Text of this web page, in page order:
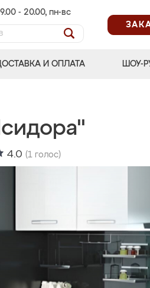
- 20.00, пн-вс
И ОПЛАТА ШОУ-
4.0 (1 голос)